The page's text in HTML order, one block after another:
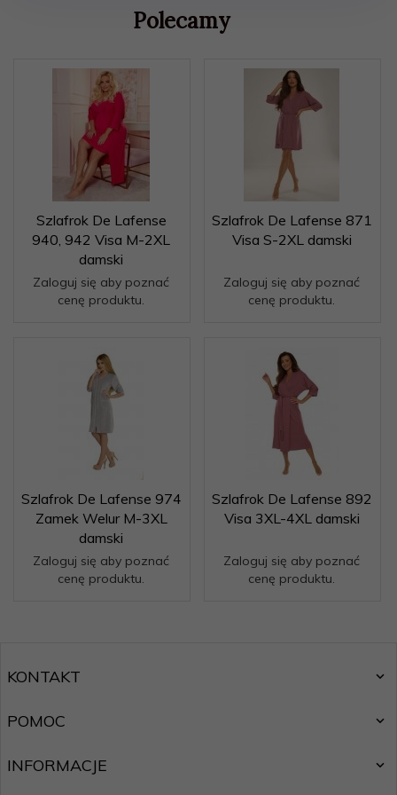
Polecamy
Szlafrok De Lafense
940, 942 Visa M-2XL
damski
Zaloguj się aby poznać
cenę produktu.
Szlafrok De Lafense 871
Visa S-2XL damski
Zaloguj się aby poznać
cenę produktu.
Szlafrok De Lafense 974
Zamek Welur M-3XL
damski
Zaloguj się aby poznać
cenę produktu.
Szlafrok De Lafense 892
Visa 3XL-4XL damski
Zaloguj się aby poznać
cenę produktu.
KONTAKT
POMOC
INFORMACJE